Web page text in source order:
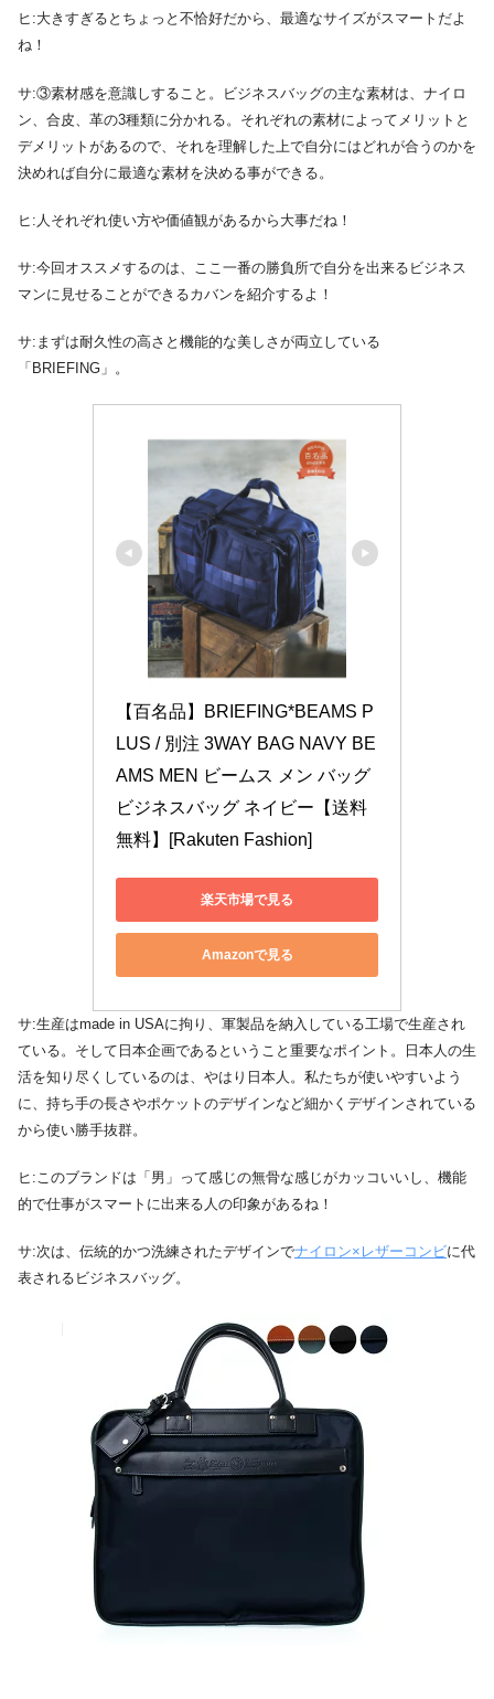
ヒ:大きすぎるとちょっと不恰好だから、最適なサイズがスマートだよ
ね！
サ:③素材感を意識しすること。ビジネスバッグの主な素材は、ナイロ
ン、合皮、革の3種類に分かれる。それぞれの素材によってメリットと
デメリットがあるので、それを理解した上で自分にはどれが合うのかを
決めれば自分に最適な素材を決める事ができる。
ヒ:人それぞれ使い方や価値観があるから大事だね！
サ:今回オススメするのは、ここ一番の勝負所で自分を出来るビジネス
マンに見せることができるカバンを紹介するよ！
サ:まずは耐久性の高さと機能的な美しさが両立している
「BRIEFING」。
【百名品】BRIEFING*BEAMS P
LUS / 別注 3WAY BAG NAVY BE
AMS MEN ビームス メン バッグ
ビジネスバッグ ネイビー【送料
無料】[Rakuten Fashion]
楽天市場で見る
Amazonで見る
サ:生産はmade in USAに拘り、軍製品を納入している工場で生産され
ている。そして日本企画であるということ重要なポイント。日本人の生
活を知り尽くしているのは、やはり日本人。私たちが使いやすいよう
に、持ち手の長さやポケットのデザインなど細かくデザインされている
から使い勝手抜群。
ヒ:このブランドは「男」って感じの無骨な感じがカッコいいし、機能
的で仕事がスマートに出来る人の印象があるね！
サ:次は、伝統的かつ洗練されたデザインでナイロン×レザーコンビに代
表されるビジネスバッグ。